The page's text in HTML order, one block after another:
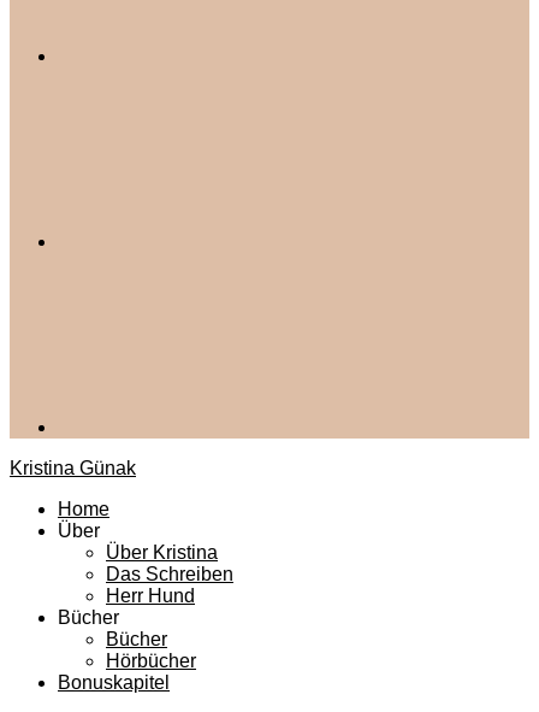
Kristina Günak
Home
Über
Über Kristina
Das Schreiben
Herr Hund
Bücher
Bücher
Hörbücher
Bonuskapitel